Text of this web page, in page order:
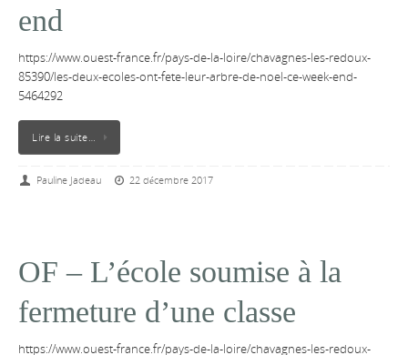
end
https://www.ouest-france.fr/pays-de-la-loire/chavagnes-les-redoux-
85390/les-deux-ecoles-ont-fete-leur-arbre-de-noel-ce-week-end-
5464292
Lire la suite…
Pauline Jadeau 22 décembre 2017
OF – L’école soumise à la
fermeture d’une classe
https://www.ouest-france.fr/pays-de-la-loire/chavagnes-les-redoux-